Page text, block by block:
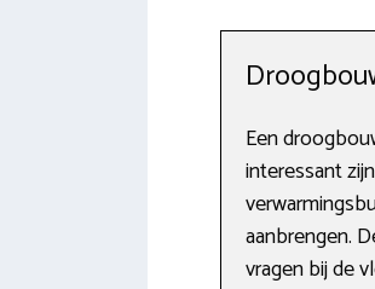
Een
interessant
aanbrengen.
vragen bij de